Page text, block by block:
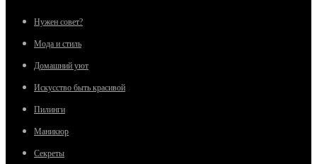
Нужен совет?
Мода и стиль
Домашний уют
Искусство быть красивой
Пилинги
Маникюр
Секреты